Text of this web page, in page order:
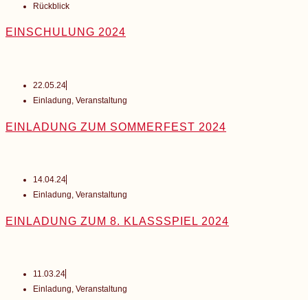
Rückblick
EINSCHULUNG 2024
22.05.24
Einladung, Veranstaltung
EINLADUNG ZUM SOMMERFEST 2024
14.04.24
Einladung, Veranstaltung
EINLADUNG ZUM 8. KLASSSPIEL 2024
11.03.24
Einladung, Veranstaltung